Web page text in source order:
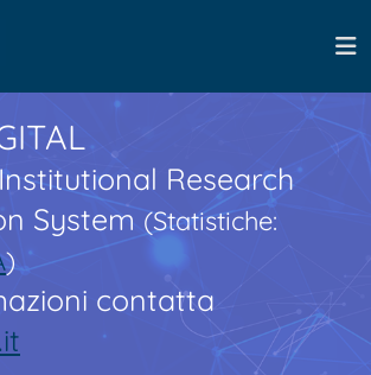
Research
System(Statistiche:
)
contatta